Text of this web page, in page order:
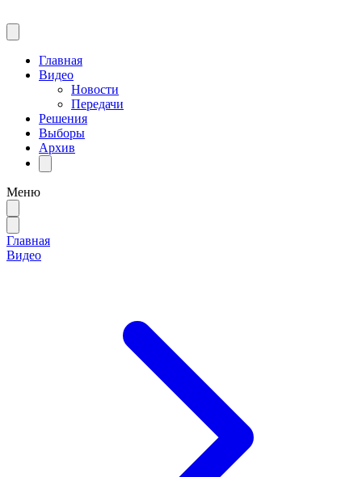
Главная
Видео
Новости
Передачи
Решения
Выборы
Архив
Меню
Главная
Видео